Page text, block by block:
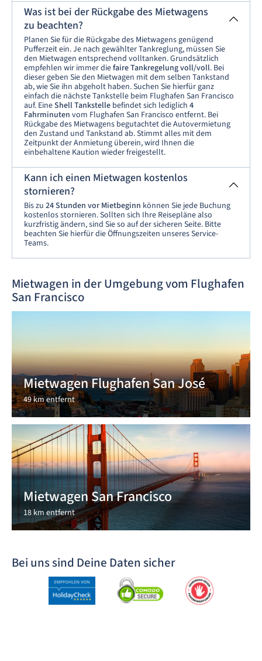
Was ist bei der Rückgabe des Mietwagens
zu beachten?
Planen Sie für die Rückgabe des Mietwagens genügend
Pufferzeit ein. Je nach gewählter Tankreglung, müssen Sie
den Mietwagen entsprechend volltanken. Grundsätzlich
empfehlen wir immer diefaire Tankregelung voll/voll. Bei
dieser geben Sie den Mietwagen mit dem selben Tankstand
ab, wie Sie ihn abgeholt haben. Suchen Sie hierfür ganz
einfach die nächste Tankstelle beim Flughafen San Francisco
auf. EineShell Tankstelle befindet sich lediglich 4
Fahrminuten vom Flughafen San Francisco entfernt. Bei
Rückgabe des Mietwagens begutachtet die Autovermietung
den Zustand und Tankstand ab. Stimmt alles mit dem
Zeitpunkt der Anmietung überein, wird Ihnen die
einbehaltene Kaution wieder freigestellt.
Kann ich einen Mietwagen kostenlos
stornieren?
Bis zu 24 Stunden vor Mietbeginn können Sie jede Buchung
kostenlos stornieren. Sollten sich Ihre Reisepläne also
kurzfristig ändern, sind Sie so auf der sicheren Seite. Bitte
beachten Sie hierfür die Öffnungszeiten unseres Service-
Teams.
Mietwagen in der Umgebung vom Flughafen
San Francisco
Mietwagen Flughafen San José
49 km entfernt
Mietwagen San Francisco
18 km entfernt
Bei uns sind Deine Daten sicher